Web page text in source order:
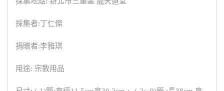
採集者:丁仁傑
捐贈者:李雅琪
用途: 宗教用品